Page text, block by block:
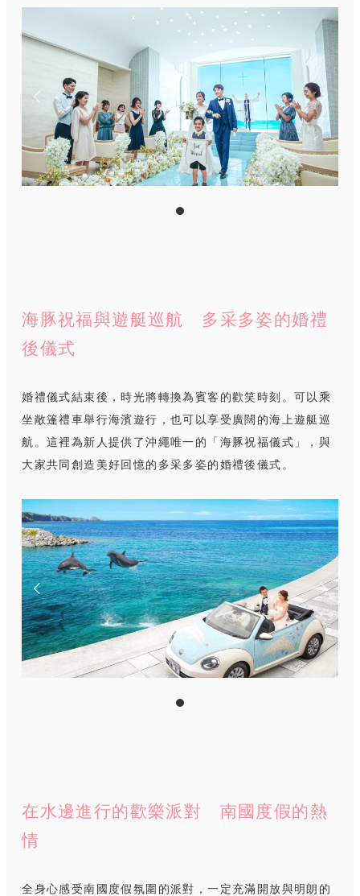
海豚祝福與遊艇巡航 多采多姿的婚禮
後儀式
婚禮儀式結束後，時光將轉換為賓客的歡笑時刻。可以乘
坐敞篷禮車舉行海濱遊行，也可以享受廣闊的海上遊艇巡
航。這裡為新人提供了沖繩唯一的「海豚祝福儀式」，與
大家共同創造美好回憶的多采多姿的婚禮後儀式。
在水邊進行的歡樂派對 南國度假的熱
情
全身心感受南國度假氛圍的派對，一定充滿開放與明朗的